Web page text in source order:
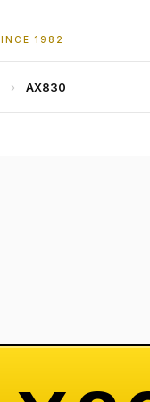
1982
› AX830